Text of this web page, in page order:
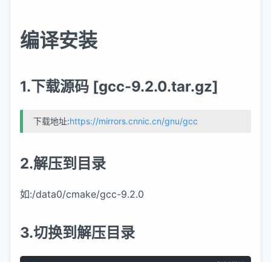
编译安装
1.下载源码 [gcc-9.2.0.tar.gz]
下载地址:https://mirrors.cnnic.cn/gnu/gcc
2.解压到目录
如:/data0/cmake/gcc-9.2.0
3.切换到解压目录